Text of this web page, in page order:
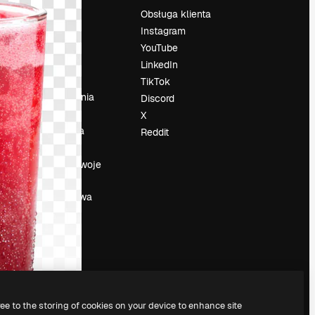
Cennik
O nas
Reviews
Kariera
Trendy
wyszukiwania
Blog
Wydarzenia
Slidesgo
Sprzedaj swoje
treści
Sala prasowa
Szukasz
magnific.ai
Obsługa klienta
Instagram
YouTube
LinkedIn
TikTok
Discord
X
Reddit
to the storing of cookies on your device to enhance site